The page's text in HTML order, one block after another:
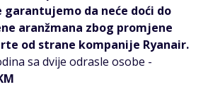
garantujemo da neće doći do
aranžmana zbog promjene
od strane kompanije Ryanair.
sa dvije odrasle osobe -